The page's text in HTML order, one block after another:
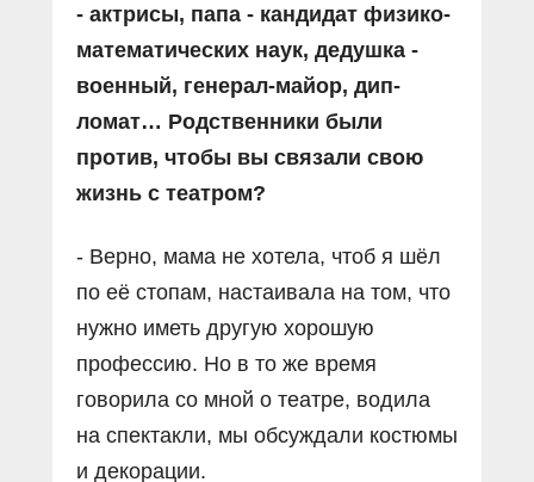
- актрисы, папа - кандидат физико-
математических наук, дедушка -
военный, генерал-майор, дип­
ломат… Родственники были
против, чтобы вы связали свою
жизнь с театром?
- Верно, мама не хотела, чтоб я шёл
по её стопам, настаивала на том, что
нужно иметь другую хорошую
профессию. Но в то же время
говорила со мной о театре, водила
на спектакли, мы обсуждали костюмы
и декорации.